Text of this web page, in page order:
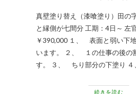
真壁塗り替え（漆喰塗り）田の
と縁側が七間分 工期：4日
￥390,000 １、 表面と弱い下
います。 ２、 １の仕事の後の
す。 ３、 ちり部分の下塗り
続きを読む